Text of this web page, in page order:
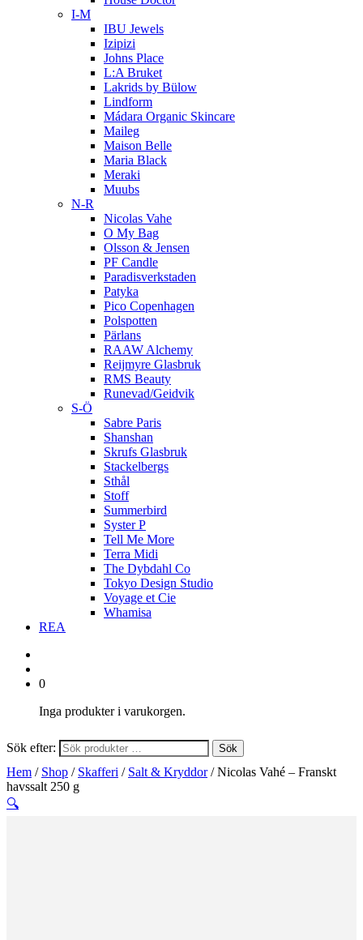
I-M
IBU Jewels
Izipizi
Johns Place
L:A Bruket
Lakrids by Bülow
Lindform
Mádara Organic Skincare
Maileg
Maison Belle
Maria Black
Meraki
Muubs
N-R
Nicolas Vahe
O My Bag
Olsson & Jensen
PF Candle
Paradisverkstaden
Patyka
Pico Copenhagen
Polspotten
Pärlans
RAAW Alchemy
Reijmyre Glasbruk
RMS Beauty
Runevad/Geidvik
S-Ö
Sabre Paris
Shanshan
Skrufs Glasbruk
Stackelbergs
Sthål
Stoff
Summerbird
Syster P
Tell Me More
Terra Midi
The Dybdahl Co
Tokyo Design Studio
Voyage et Cie
Whamisa
REA
0
Inga produkter i varukorgen.
Sök efter: Sök
Hem / Shop / Skafferi / Salt & Kryddor/ Nicolas Vahé – Franskt
havssalt 250 g
🔍